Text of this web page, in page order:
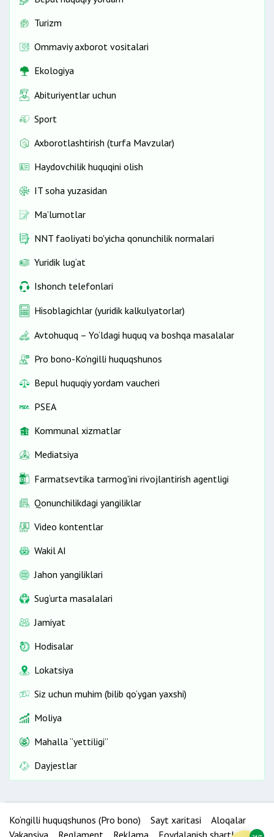
Turizm
Ommaviy axborot vositalari
Ekologiya
Abituriyentlar uchun
Sport
Axborotlashtirish (turfa Mavzular)
Haydovchilik huquqini olish
IT soha yuzasidan
Ma’lumotlar
NNT faoliyati bo'yicha qonunchilik normalari
Yuridik lug‘at
Ishonch telefonlari
Hisoblagichlar (yuridik kalkulyatorlar)
Avtohuquq – Yo‘ldagi huquq va boshqa masalalar
Pro bono-Ko‘ngilli huquqshunos
Bepul huquqiy yordam vaucheri
PSEA
Kommunal xizmatlar
Mediatsiya
Farmatsevtika tarmog'ini rivojlantirish agentligi
Qonunchilikdagi yangiliklar
Video kontentlar
Wakil AI
Jahon yangiliklari
Sug‘urta masalalari
Jamiyat
Hodisalar
Lokatsiya
Siz uchun muhim (bilib qo‘ygan yaxshi)
Moliya
Mahalla “yettiligi”
Dayjestlar
Ko‘ngilli huquqshunos (Pro bono) Sayt xaritasi
Aloqalar